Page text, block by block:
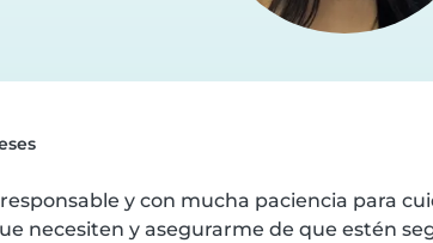
y con mucha paciencia para
necesiten y asegurarme de que estén